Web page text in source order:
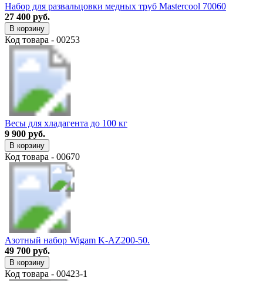
Набор для развальцовки медных труб Mastercool 70060
27 400 руб.
В корзину
Код товара - 00253
Весы для хладагента до 100 кг
9 900 руб.
В корзину
Код товара - 00670
Азотный набор Wigam K-AZ200-50.
49 700 руб.
В корзину
Код товара - 00423-1